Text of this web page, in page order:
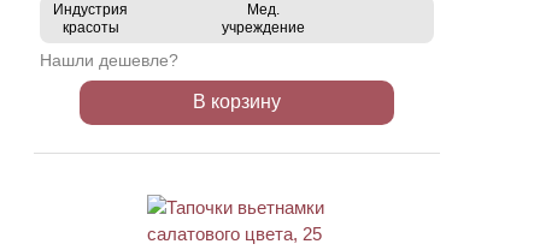
Индустрия
красоты
Мед.
учреждение
Нашли дешевле?
В корзину